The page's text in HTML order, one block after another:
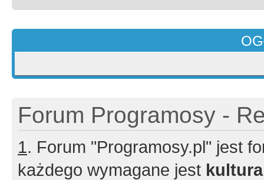
Forum Programosy -
1. Forum "Programosy.pl" jest
każdego wymagane jest